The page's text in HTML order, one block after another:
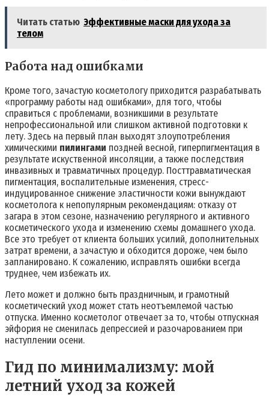
Читать статью Эффективные маски для ухода за
телом
Работа над ошибками
Кроме того, зачастую косметологу приходится разрабатывать
«программу работы над ошибками», для того, чтобы
справиться с проблемами, возникшими в результате
непрофессиональной или слишком активной подготовки к
лету. Здесь на первый план выходят злоупотребления
химическими пилингами поздней весной, гиперпигментация в
результате искуственной инсоляции, а также последствия
инвазивных и травматичных процедур. Посттравматическая
пигментация, воспалительные изменения, стресс-
индуцированное снижение эластичности кожи вынуждают
косметолога к непопулярным рекомендациям: отказу от
загара в этом сезоне, назначению регулярного и активного
косметического ухода и изменению схемы домашнего ухода.
Все это требует от клиента больших усилий, дополнительных
затрат времени, а зачастую и обходится дороже, чем было
запланировано. К сожалению, исправлять ошибки всегда
труднее, чем избежать их.
Лето может и должно быть праздничным, и грамотный
косметический уход может стать неотъемлемой частью
отпуска. Именно косметолог отвечает за то, чтобы отпускная
эйфория не сменилась депрессией и разочарованием при
наступлении осени.
Гид по минимализму: мой
летний уход за кожей